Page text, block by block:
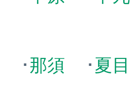
･那須 ･夏目